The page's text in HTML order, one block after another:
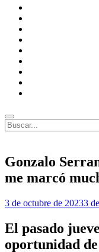
Buscar
Buscar:
sitio
Gonzalo
me marcó
Por
Frías
3 de octubre de 20233
El pasado
oportunidad